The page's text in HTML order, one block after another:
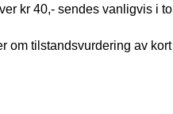
kr 40,- sendes vanligvis i
om tilstandsvurdering av kort